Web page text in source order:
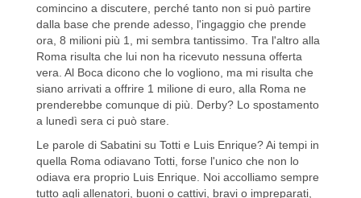
comincino a discutere, perché tanto non si può partire
dalla base che prende adesso, l'ingaggio che prende
ora, 8 milioni più 1, mi sembra tantissimo. Tra l'altro alla
Roma risulta che lui non ha ricevuto nessuna offerta
vera. Al Boca dicono che lo vogliono, ma mi risulta che
siano arrivati a offrire 1 milione di euro, alla Roma ne
prenderebbe comunque di più. Derby? Lo spostamento
a lunedì sera ci può stare.
Le parole di Sabatini su Totti e Luis Enrique? Ai tempi in
quella Roma odiavano Totti, forse l'unico che non lo
odiava era proprio Luis Enrique. Noi accolliamo sempre
tutto agli allenatori, buoni o cattivi, bravi o impreparati,